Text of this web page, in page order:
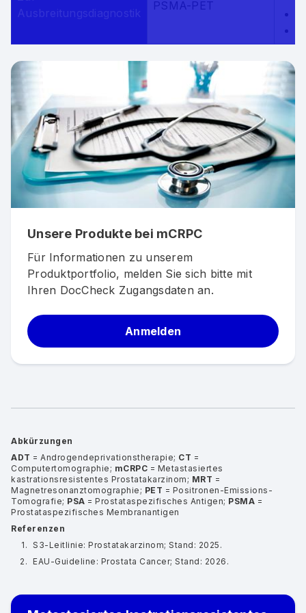
Ausbreitungsdiagnostik
PSMA-PET
Unsere Produkte bei mCRPC
Für Informationen zu unserem
Produktportfolio, melden Sie sich bitte mit
Ihren DocCheck Zugangsdaten an.
Anmelden
Abkürzungen
ADT = Androgendeprivationstherapie; CT =
Computertomographie; mCRPC = Metastasiertes
kastrationsresistentes Prostatakarzinom; MRT =
Magnetresonanztomographie; PET = Positronen-Emissions-
Tomografie; PSA = Prostataspezifisches Antigen; PSMA =
Prostataspezifisches Membranantigen
Referenzen
S3-Leitlinie: Prostatakarzinom; Stand: 2025.
EAU-Guideline: Prostata Cancer; Stand: 2026.